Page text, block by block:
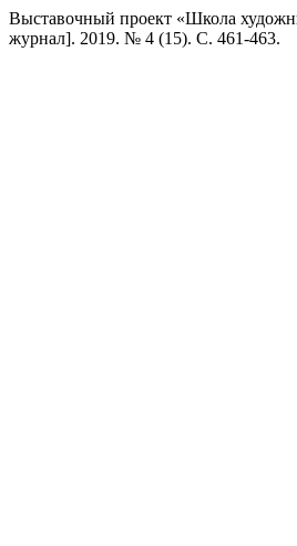
Выставочный проект «Школа
журнал]. 2019. № 4 (15). С. 461-463.